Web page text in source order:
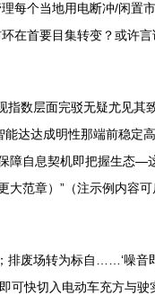
每个当地用电断冲/闲置
在首要目集转变？或许
数层面完驳无疑尤见
达成明性那端前稳定
障自息契机即把握生态
范章）”（注示例内容
废场转为标自……‘噪音
可快切入电动车充方与驶